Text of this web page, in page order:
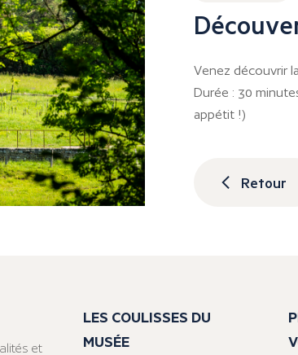
Venez découvrir
Durée : 30
appétit !)
Retour
et
LES COULISSES DU
MUSÉE